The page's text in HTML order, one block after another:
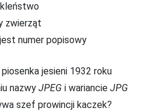
zwierząt
numer popisowy
jesieni 1932 roku
nazwy JPEG i wariancie JPG
szef prowincji kaczek?